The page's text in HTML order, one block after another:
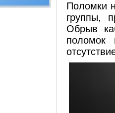
Поломки
группы,
Обрыв
поломок